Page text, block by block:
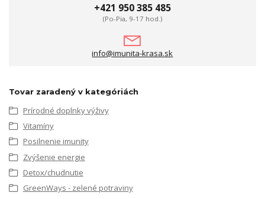
+421 950 385 485
(Po-Pia, 9-17 hod.)
info@imunita-krasa.sk
Tovar zaradený v kategóriách
Prírodné doplnky výživy
Vitamíny
Posilnenie imunity
Zvýšenie energie
Detox/chudnutie
GreenWays - zelené potraviny